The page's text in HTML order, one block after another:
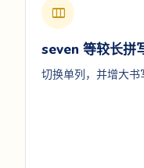
view_column
seven 等较长拼
切换单列，并增大书